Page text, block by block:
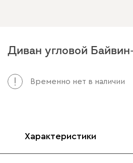
Диван угловой
Временно нет в наличии
Характеристики